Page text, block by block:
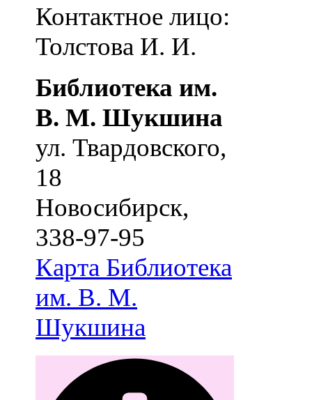
Контактное лицо:
Толстова И. И.
Библиотека им.
В. М. Шукшина
ул. Твардовского,
18
Новосибирск,
338-97-95
Карта Библиотека
им. В. М.
Шукшина